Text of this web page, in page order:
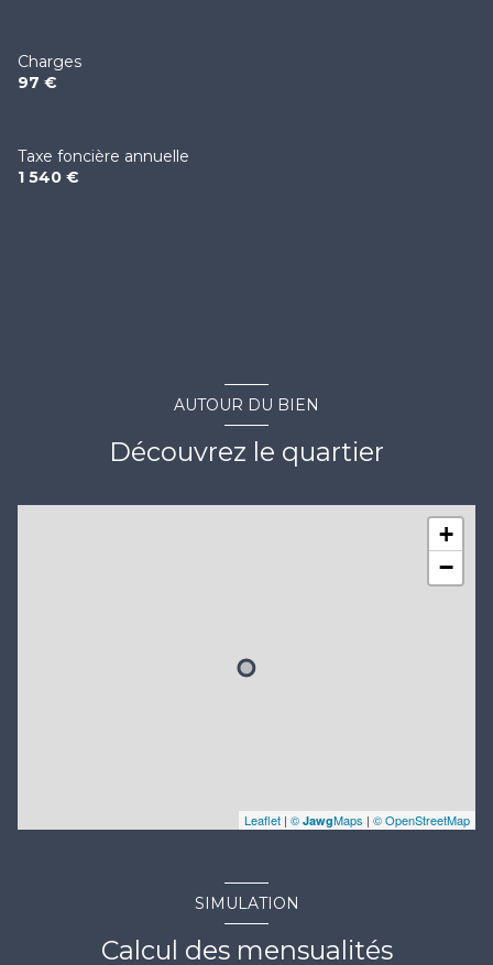
Charges
97 €
Taxe foncière annuelle
1 540 €
AUTOUR DU BIEN
Découvrez le quartier
+
−
Leaflet | © JawgMaps | © OpenStreetMap
SIMULATION
Calcul des mensualités